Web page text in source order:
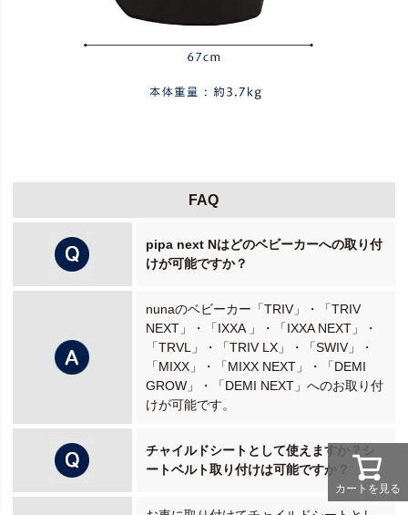
FAQ
pipa next Nはどのベビーカーへの取り付
けが可能ですか？
nunaのベビーカー「TRIV」・「TRIV
NEXT」・「IXXA 」・「IXXA NEXT」・
「TRVL」・「TRIV LX」・「SWIV」・
「MIXX」・「MIXX NEXT」・「DEMI
GROW」・「DEMI NEXT」へのお取り付
けが可能です。
チャイルドシートとして使えますか？シ
ートベルト取り付けは可能ですか？
カートを見る